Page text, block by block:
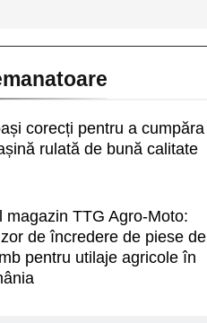
corecți pentru a cumpăra
rulată de bună calitate
magazin TTG Agro-Moto:
de încredere de piese de
pentru utilaje agricole în